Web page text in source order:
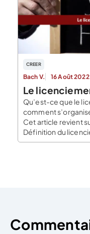
l’organisation.
L’offboarding
processus de
CREER
Bach V. 16 Août 2022
Le
Qu’est-ce que le
comment
Cet article revient
Définition du
licenciement pour